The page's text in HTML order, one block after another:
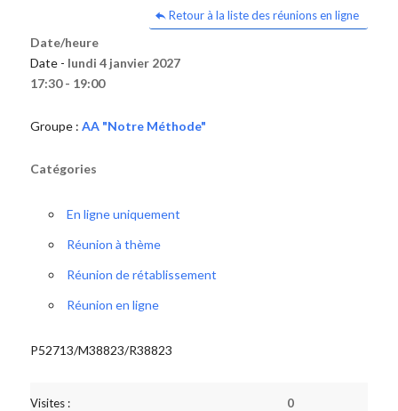
Retour à la liste des réunions en ligne
Date/heure
Date - lundi 4 janvier 2027
17:30 - 19:00
Groupe : AA "Notre Méthode"
Catégories
En ligne uniquement
Réunion à thème
Réunion de rétablissement
Réunion en ligne
P52713/M38823/R38823
Visites : 0